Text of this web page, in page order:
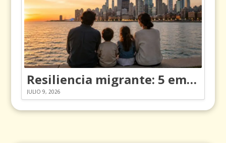
Resiliencia migrante: 5 emociones y cómo gestionarlas
JULIO 9, 2026